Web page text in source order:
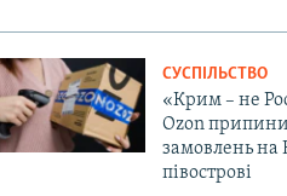
СУСПІЛЬСТВО
«Крим – не
Ozon
замовлень
півострові